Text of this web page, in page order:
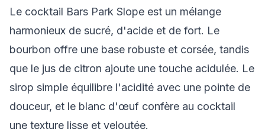
Le cocktail Bars Park Slope est un mélange
harmonieux de sucré, d'acide et de fort. Le
bourbon offre une base robuste et corsée, tandis
que le jus de citron ajoute une touche acidulée. Le
sirop simple équilibre l'acidité avec une pointe de
douceur, et le blanc d'œuf confère au cocktail
une texture lisse et veloutée.